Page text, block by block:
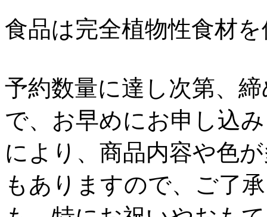
食品は完全植物性食材
予約数量に達し次第、
で、お早めにお申し込
により、商品内容や色
もありますので、ご了